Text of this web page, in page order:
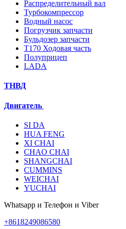
Распределительный вал
Турбокомпрессор
Водный насос
Погрузчик запчасти
Бульдозер запчасти
T170 Ходовая часть
Полуприцеп
LADA
ТНВД
Двигатель
SI DA
HUA FENG
XI CHAI
CHAO CHAI
SHANGCHAI
CUMMINS
WEICHAI
YUCHAI
Whatsapp и Телефон и Viber
+8618249086580